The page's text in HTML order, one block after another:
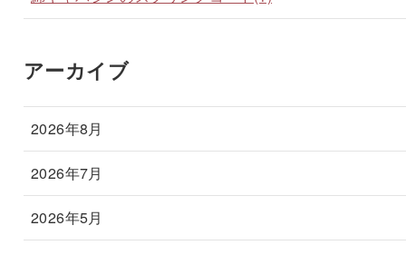
アーカイブ
2026年8月
2026年7月
2026年5月